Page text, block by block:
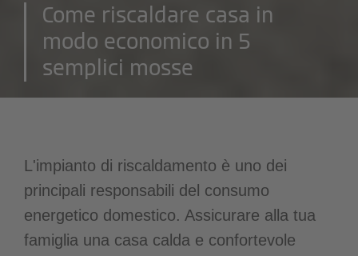
Come riscaldare casa in
modo economico in 5
semplici mosse
L'impianto di riscaldamento è uno dei
principali responsabili del consumo
energetico domestico. Assicurare alla tua
famiglia una casa calda e confortevole